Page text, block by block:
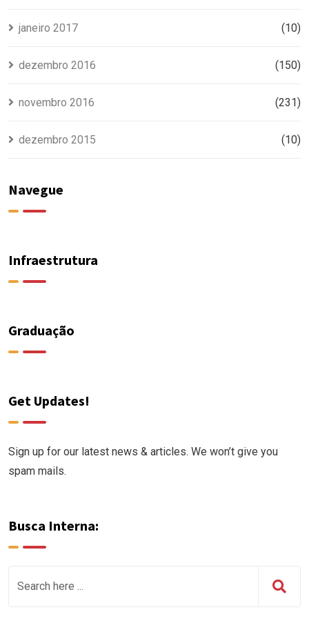
janeiro 2017 (10)
dezembro 2016 (150)
novembro 2016 (231)
dezembro 2015 (10)
Navegue
Infraestrutura
Graduação
Get Updates!
Sign up for our latest news & articles. We won’t give you
spam mails.
Busca Interna: